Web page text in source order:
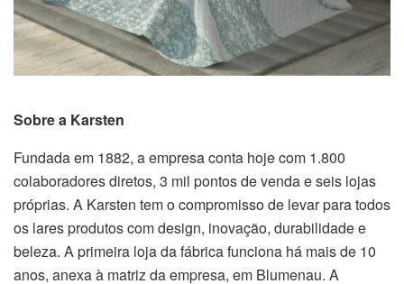
Sobre a Karsten
Fundada em 1882, a empresa conta hoje com 1.800
colaboradores diretos, 3 mil pontos de venda e seis lojas
próprias. A Karsten tem o compromisso de levar para todos
os lares produtos com design, inovação, durabilidade e
beleza. A primeira loja da fábrica funciona há mais de 10
anos, anexa à matriz da empresa, em Blumenau. A